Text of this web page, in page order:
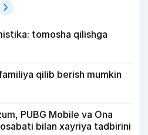
tomosha qilishga
qilib berish mumkin
PUBG Mobile va Ona
bilan xayriya tadbirini